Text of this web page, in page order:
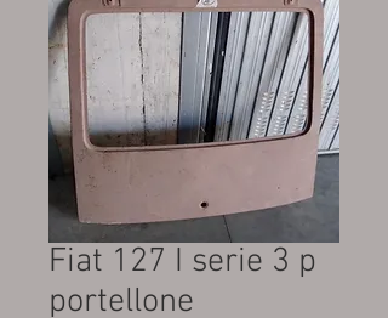
Fiat 127 I serie 3 p
portellone